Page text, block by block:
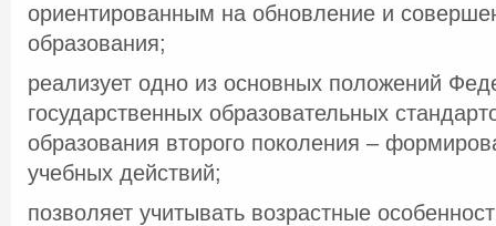
ориентированным на обновление и
образования;
реализует одно из основных положений
государственных образовательных
образования второго поколения –
учебных действий;
позволяет учитывать возрастные